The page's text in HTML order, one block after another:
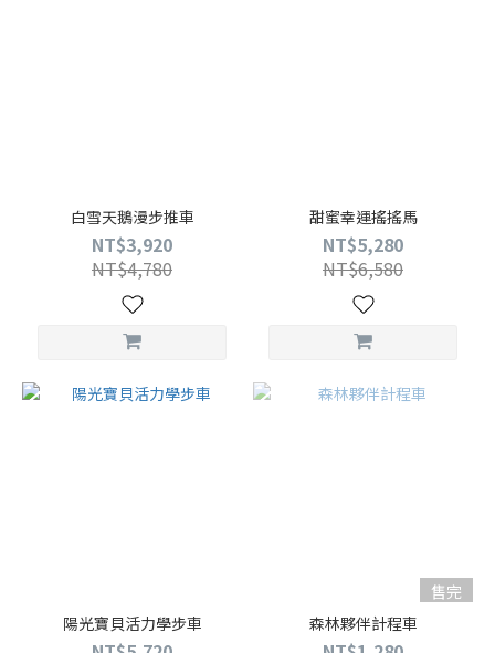
白雪天鵝漫步推車
NT$3,920
NT$4,780
甜蜜幸運搖搖馬
NT$5,280
NT$6,580
陽光寶貝活力學步車
售完
森林夥伴計程車